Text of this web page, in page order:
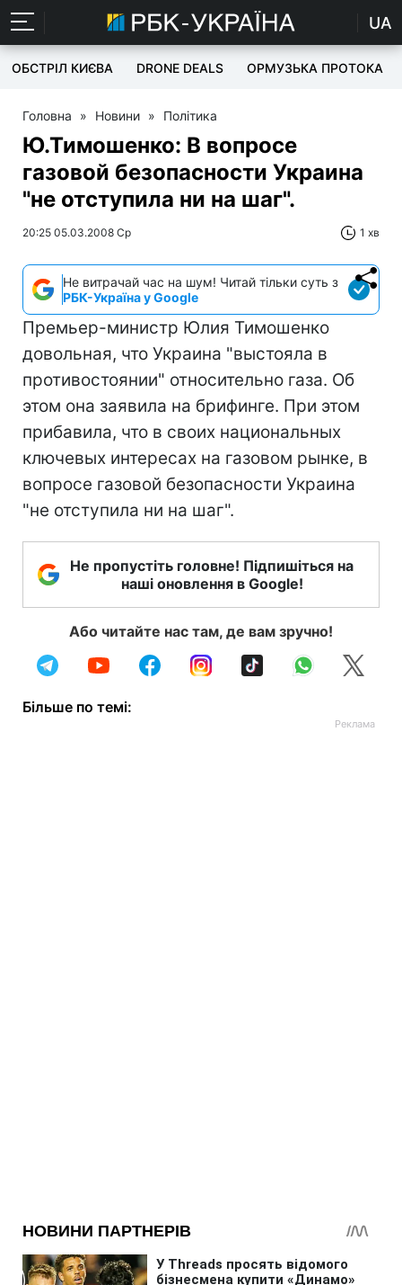
UA
ОБСТРІЛ КИЄВА DRONE DEALS ОРМУЗЬКА ПРОТОКА
Головна » Новини » Політика
Ю.Тимошенко: В вопросе
газовой безопасности Украина
"не отступила ни на шаг".
20:25 05.03.2008 Ср 1 хв
Не витрачай час на шум! Читай тільки суть з
РБК-Україна у Google
Премьер-министр Юлия Тимошенко
довольная, что Украина "выстояла в
противостоянии" относительно газа. Об
этом она заявила на брифинге. При этом
прибавила, что в своих национальных
ключевых интересах на газовом рынке, в
вопросе газовой безопасности Украина
"не отступила ни на шаг".
Не пропустіть головне! Підпишіться на
наші оновлення в Google!
Або читайте нас там, де вам зручно!
Більше по темі: